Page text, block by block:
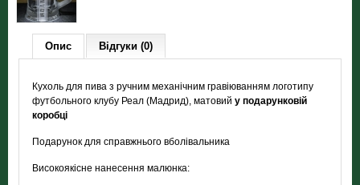
Опис Відгуки (0)
Кухоль для пива з ручним механічним гравіюванням логотипу
футбольного клубу Реал (Мадрид), матовийу подарунковій
коробці
Подарунок для справжнього вболівальника
Високоякісне нанесення малюнка: